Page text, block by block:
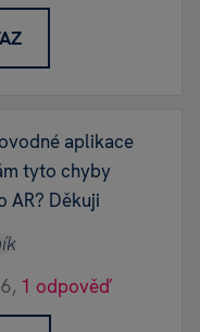
aplikace
tyto chyby
AR? Děkuji
1 odpověď